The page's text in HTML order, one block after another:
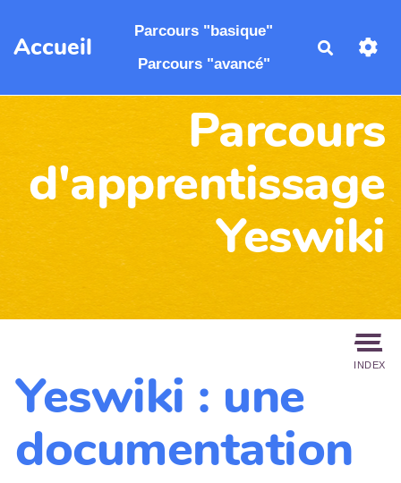
Aller au contenu principal
Accueil
Parcours "basique"
Parcours "avancé"
Parcours
d'apprentissage
Yeswiki
INDEX
Yeswiki : une
documentation